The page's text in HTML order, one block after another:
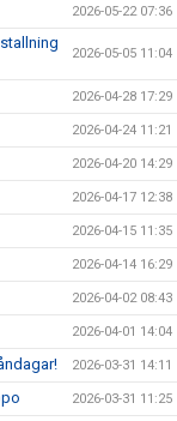
2026-05-22 07:36
2026-05-05 11:04
2026-04-28 17:29
2026-04-24 11:21
2026-04-20 14:29
2026-04-17 12:38
2026-04-15 11:35
2026-04-14 16:29
2026-04-02 08:43
2026-04-01 14:04
2026-03-31 14:11
2026-03-31 11:25